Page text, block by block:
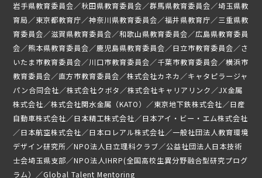
岩手県教育委員会／秋田県教育委員会／群馬県教育委員会／埼玉県教
育局／東京都教育庁／神奈川県教育委員会／福井県教育庁／三重県教
育委員会／滋賀県教育委員会／和歌山県教育委員会／広島県教育委員
会／熊本県教育委員会／鹿児島県教育委員会／日立市教育委員会／さ
いたま市教育委員会／川口市教育委員会／千葉市教育委員会／横浜市
教育委員会／直方市教育委員会／株式会社カネカ／キャタピラージャ
パン合同会社／株式会社クボタ／株式会社キャリアリンク／JX金属
株式会社／株式会社関水金属（KATO）／東京地下鉄株式会社／日産
自動車株式会社／日本精工株式会社／日本アイ・ビー・エム株式会社
／日本航空株式会社／日本ロレアル株式会社／一般社団法人教育環境
デザイン研究所／NPO法人日立理科クラブ／公益社団法人日本技術
士会埼玉県支部／NPO法人IHRP(全国高校生異分野融合型研究プログ
ラム）／Global Talent Mentoring